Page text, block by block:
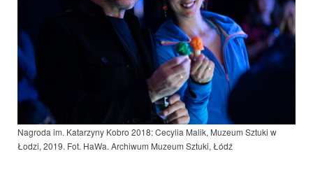
Nagroda im. Katarzyny Kobro 2018: Cecylia Malik, Muzeum Sztuki w
Łodzi, 2019. Fot. HaWa. Archiwum Muzeum Sztuki, Łódź